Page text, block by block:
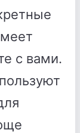
с вами.